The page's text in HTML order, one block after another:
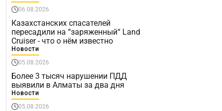
06.08.2026
Казахстанских спасателей
пересадили на “заряженный“ Land
Cruiser - что о нём известно
Новости
05.08.2026
Более 3 тысяч нарушении ПДД
выявили в Алматы за два дня
Новости
05.08.2026